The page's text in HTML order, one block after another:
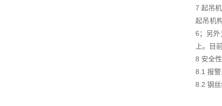
7 起吊
起吊机
6；另外
上。目
8 安全
8.1 报警
8.2 钢